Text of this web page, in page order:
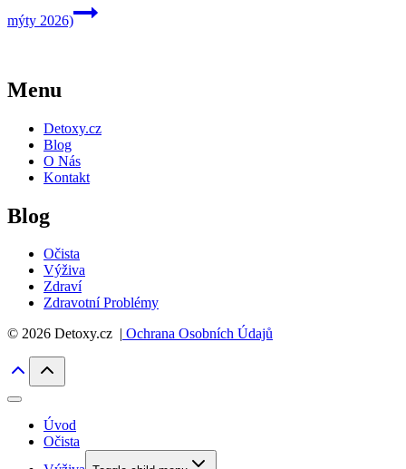
mýty 2026)
Menu
Detoxy.cz
Blog
O Nás
Kontakt
Blog
Očista
Výživa
Zdraví
Zdravotní Problémy
© 2026 Detoxy.cz |
Ochrana Osobních Údajů
Úvod
Očista